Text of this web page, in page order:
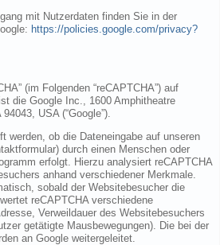
mit Nutzerdaten finden Sie in der
https://policies.google.com/privacy?
(im Folgenden “reCAPTCHA”) auf
die Google Inc., 1600 Amphitheatre
USA (“Google”).
werden, ob die Dateneingabe auf unseren
durch einen Menschen oder
erfolgt. Hierzu analysiert reCAPTCHA
anhand verschiedener Merkmale.
sobald der Websitebesucher die
reCAPTCHA verschiedene
Verweildauer des Websitebesuchers
getätigte Mausbewegungen). Die bei der
an Google weitergeleitet.